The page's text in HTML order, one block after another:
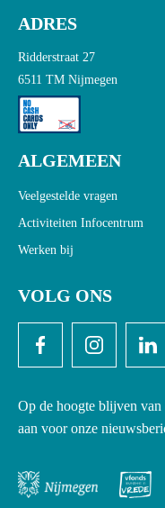
ADRES
Ridderstraat 27
6511 TM Nijmegen
ALGEMEEN
Veelgestelde vragen
Activiteiten Infocentrum
Werken bij
VOLG ONS
Op de hoogte blijven
aan voor onze